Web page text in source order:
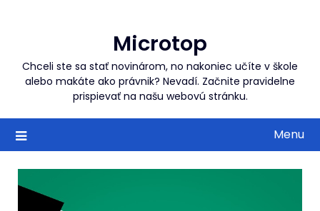
Microtop
Chceli ste sa stať novinárom, no nakoniec učíte v škole
alebo makáte ako právnik? Nevadí. Začnite pravidelne
prispievať na našu webovú stránku.
Menu